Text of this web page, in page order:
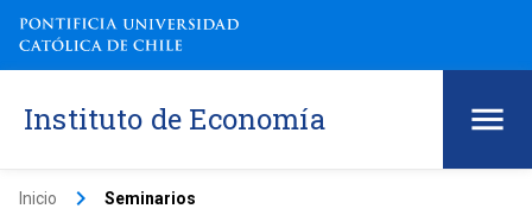
Instituto de Economía
Inicio keyboard_arrow_right Seminarios